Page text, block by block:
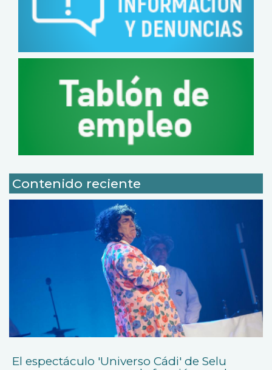
Contenido reciente
El espectáculo 'Universo Cádi' de Selu